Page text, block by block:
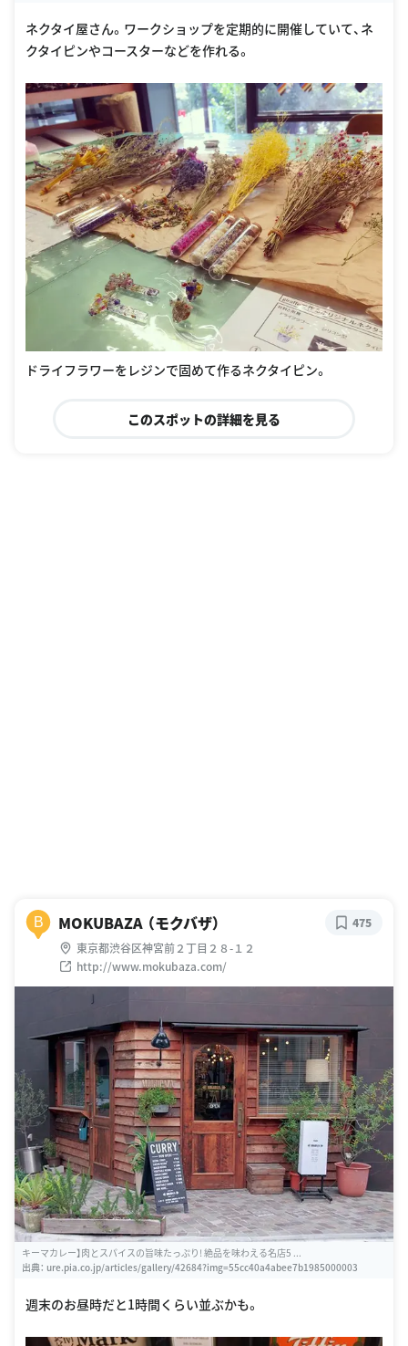
ネクタイ屋さん。ワークショップを定期的に開催していて、ネ
クタイピンやコースターなどを作れる。
ドライフラワーをレジンで固めて作るネクタイピン。
このスポットの詳細を見る
B MOKUBAZA （モクバザ）
東京都渋谷区神宮前２丁目２８-１２
http://www.mokubaza.com/
475
キーマカレー】肉とスパイスの旨味たっぷり! 絶品を味わえる名店5 ...
出典： ure.pia.co.jp/articles/gallery/42684?img=55cc40a4abee7b1985000003
週末のお昼時だと1時間くらい並ぶかも。